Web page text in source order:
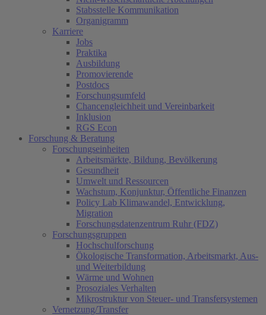
Stabsstelle Kommunikation
Organigramm
Karriere
Jobs
Praktika
Ausbildung
Promovierende
Postdocs
Forschungsumfeld
Chancengleichheit und Vereinbarkeit
Inklusion
RGS Econ
Forschung & Beratung
Forschungseinheiten
Arbeitsmärkte, Bildung, Bevölkerung
Gesundheit
Umwelt und Ressourcen
Wachstum, Konjunktur, Öffentliche Finanzen
Policy Lab Klimawandel, Entwicklung,
Migration
Forschungsdatenzentrum Ruhr (FDZ)
Forschungsgruppen
Hochschulforschung
Ökologische Transformation, Arbeitsmarkt, Aus-
und Weiterbildung
Wärme und Wohnen
Prosoziales Verhalten
Mikrostruktur von Steuer- und Transfersystemen
Vernetzung/Transfer